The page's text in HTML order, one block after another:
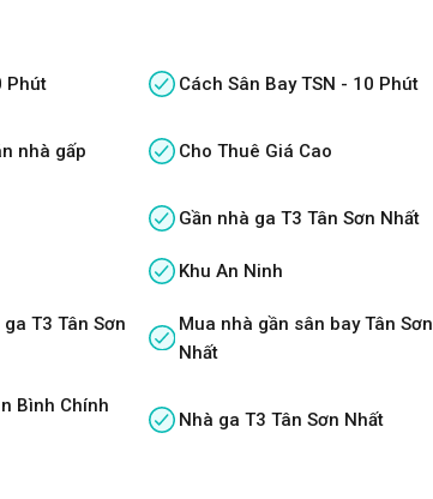
Phút Cách Sân Bay TSN - 10 Phút
nhà gấp Cho Thuê Giá Cao
Gần nhà ga T3 Tân Sơn Nhất
Khu An Ninh
T3 Tân Sơn
Mua nhà gần sân bay Tân Sơn
Nhất
Bình Chính
Nhà ga T3 Tân Sơn Nhất